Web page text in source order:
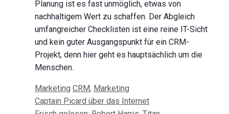
Planung ist es fast unmöglich, etwas von
nachhaltigem Wert zu schaffen. Der Abgleich
umfangreicher Checklisten ist eine reine IT-Sicht
und kein guter Ausgangspunkt für ein CRM-
Projekt, denn hier geht es hauptsächlich um die
Menschen.
Kategorien
Marketing Schlagwörter
CRM, Marketing
Beitrags-
Captain Picard über das Internet